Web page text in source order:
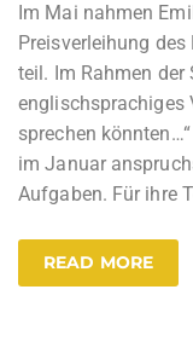
Im Mai nahmen
Preisverleihung
teil. Im Rahmen der
englischsprachiges
sprechen
im Januar
Aufgaben. Für ihre
READ MORE